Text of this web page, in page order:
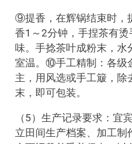
⑨提香，在辉锅结束时
香1～2分钟，手捏茶有
味。手捻茶叶成粉末，水
室温。⑩手工精制：各级
主，用风选或手工簸，
末，即可包装。
（5）生产记录要求：宜
立田间生产档案、加工制